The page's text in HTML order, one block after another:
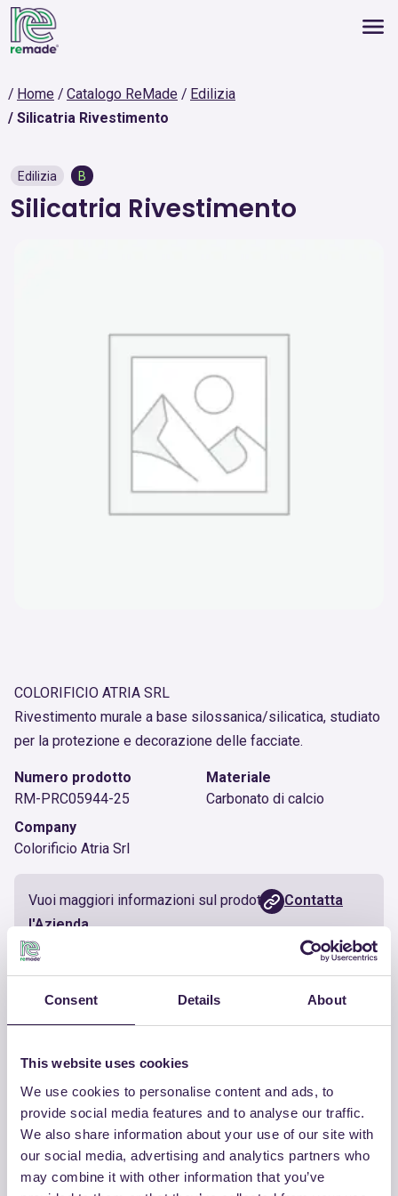
Consent Details About
This website uses cookies
We use cookies to personalise content and ads, to
provide social media features and to analyse our traffic.
We also share information about your use of our site with
our social media, advertising and analytics partners who
may combine it with other information that you’ve
Home Catalogo ReMade
Edilizia
Silicatria Rivestimento
Edilizia B
Silicatria Rivestimento
COLORIFICIO ATRIA SRL
Rivestimento murale a base silossanica/silicatica, studiato
per la protezione e decorazione delle facciate.
Numero prodotto
RM-PRC05944-25
Materiale
Carbonato di calcio
Company
Colorificio Atria Srl
Vuoi maggiori informazioni sul prodotto? Contatta
l'Azienda
Documenti utili
ALTRI PRODOTTI
Guarda la lista completa dei prodotti